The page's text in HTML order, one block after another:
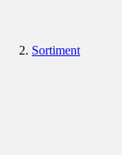
Sortiment